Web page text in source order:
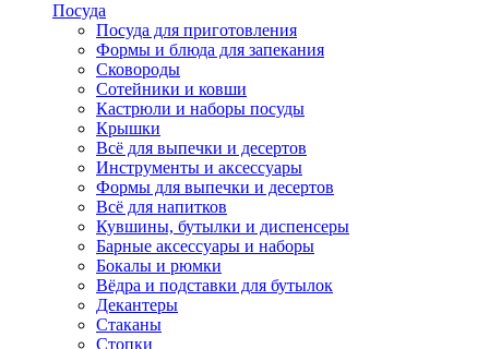
Посуда
Посуда для приготовления
Формы и блюда для запекания
Сковороды
Сотейники и ковши
Кастрюли и наборы посуды
Крышки
Всё для выпечки и десертов
Инструменты и аксессуары
Формы для выпечки и десертов
Всё для напитков
Кувшины, бутылки и диспенсеры
Барные аксессуары и наборы
Бокалы и рюмки
Вёдра и подставки для бутылок
Декантеры
Стаканы
Стопки